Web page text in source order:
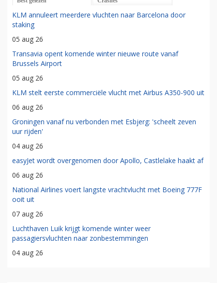
KLM annuleert meerdere vluchten naar Barcelona door
staking
05 aug 26
Transavia opent komende winter nieuwe route vanaf
Brussels Airport
05 aug 26
KLM stelt eerste commerciële vlucht met Airbus A350-900 uit
06 aug 26
Groningen vanaf nu verbonden met Esbjerg: 'scheelt zeven
uur rijden'
04 aug 26
easyJet wordt overgenomen door Apollo, Castlelake haakt af
06 aug 26
National Airlines voert langste vrachtvlucht met Boeing 777F
ooit uit
07 aug 26
Luchthaven Luik krijgt komende winter weer
passagiersvluchten naar zonbestemmingen
04 aug 26